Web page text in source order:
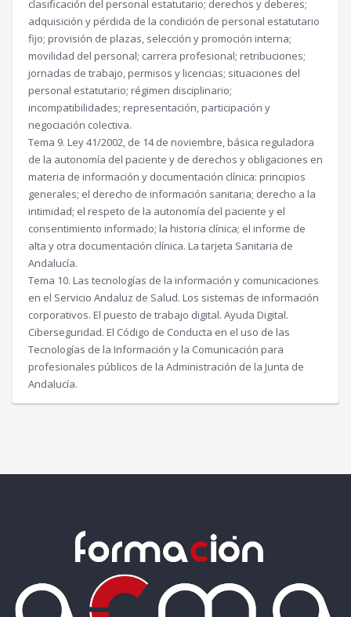
clasificación del personal estatutario; derechos y deberes;
adquisición y pérdida de la condición de personal estatutario
fijo; provisión de plazas, selección y promoción interna;
movilidad del personal; carrera profesional; retribuciones;
jornadas de trabajo, permisos y licencias; situaciones del
personal estatutario; régimen disciplinario;
incompatibilidades; representación, participación y
negociación colectiva.
Tema 9. Ley 41/2002, de 14 de noviembre, básica reguladora
de la autonomía del paciente y de derechos y obligaciones en
materia de información y documentación clínica: principios
generales; el derecho de información sanitaria; derecho a la
intimidad; el respeto de la autonomía del paciente y el
consentimiento informado; la historia clínica; el informe de
alta y otra documentación clínica. La tarjeta Sanitaria de
Andalucía.
Tema 10. Las tecnologías de la información y comunicaciones
en el Servicio Andaluz de Salud. Los sistemas de información
corporativos. El puesto de trabajo digital. Ayuda Digital.
Ciberseguridad. El Código de Conducta en el uso de las
Tecnologías de la Información y la Comunicación para
profesionales públicos de la Administración de la Junta de
Andalucía.